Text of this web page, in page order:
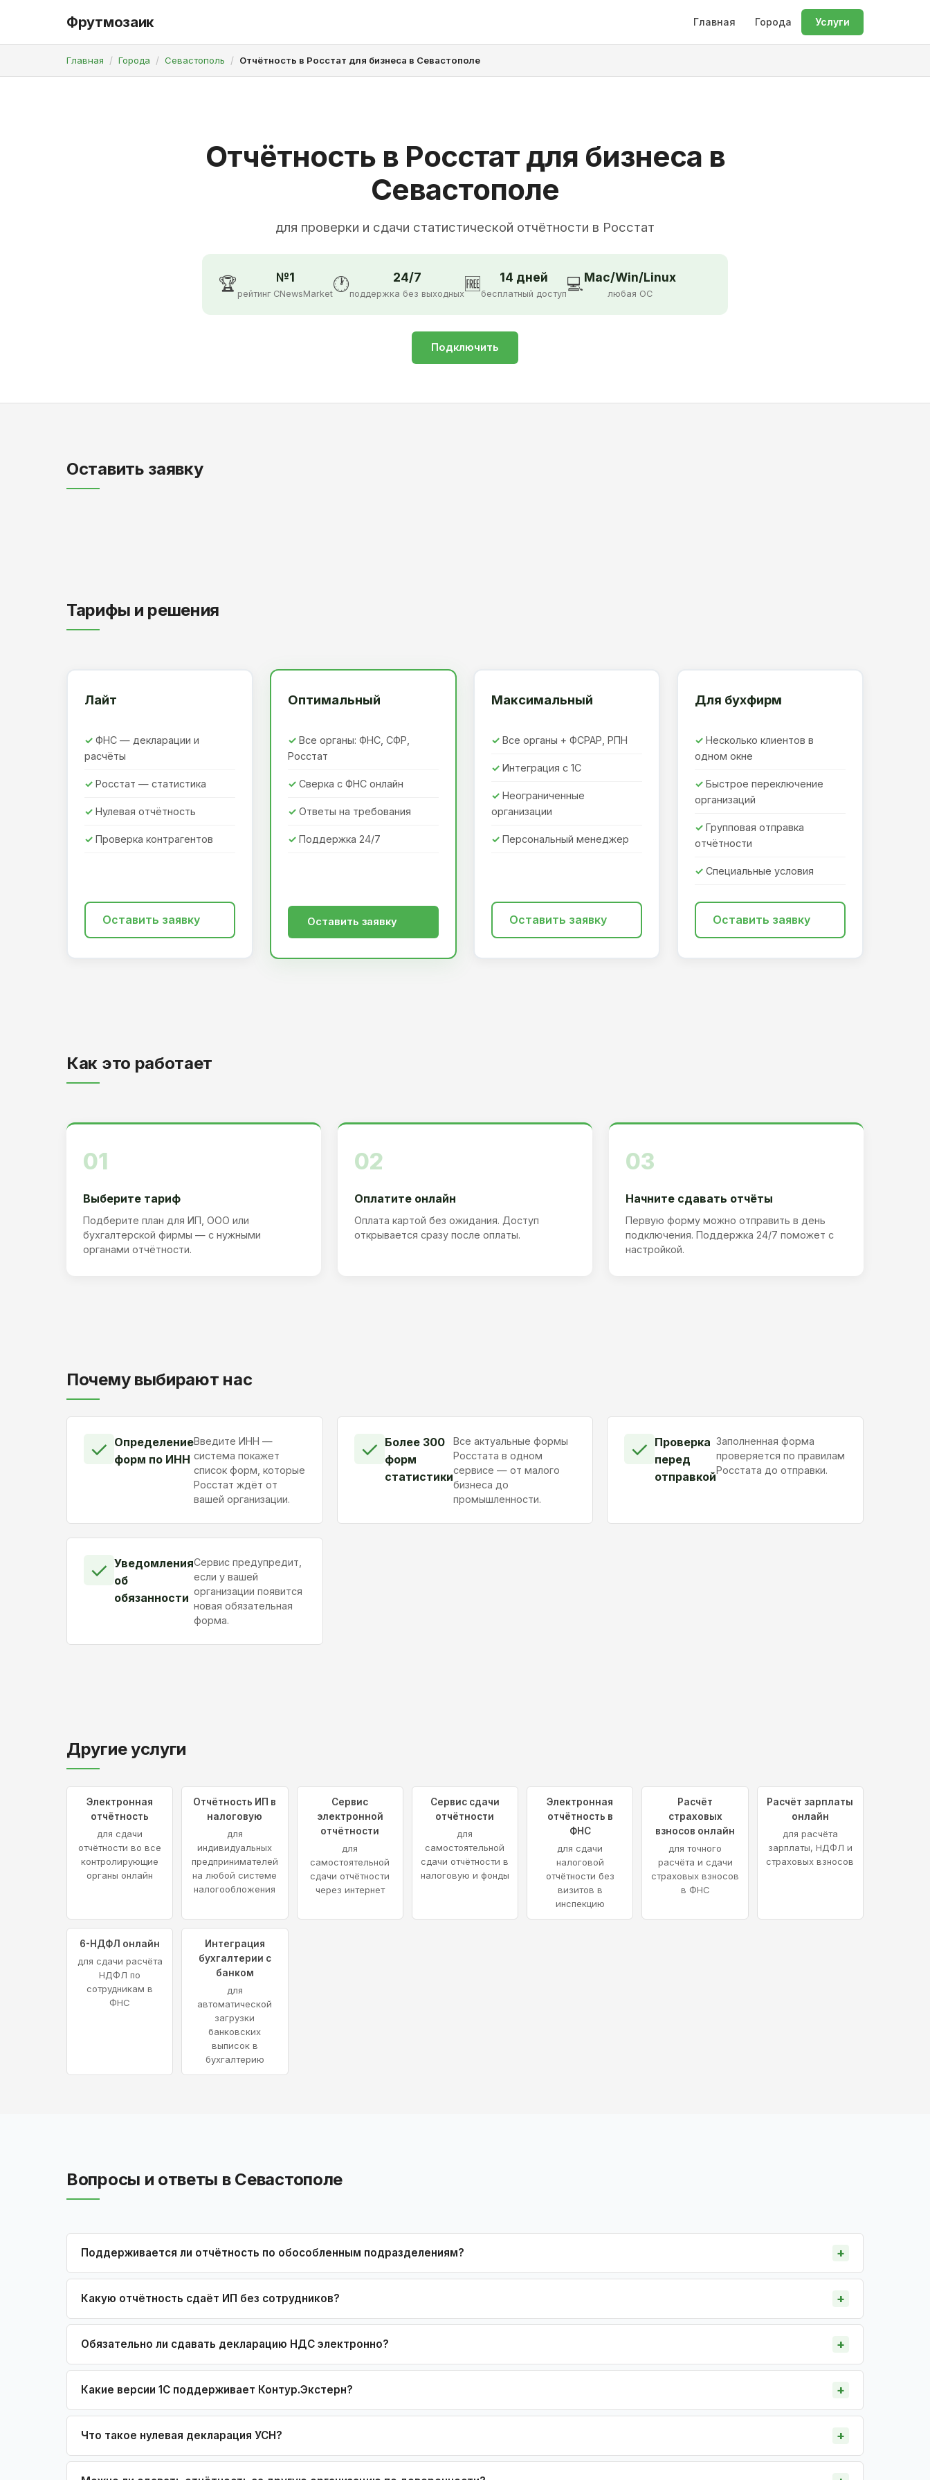
Фрутмозаик Главная Города Услуги
Главная Города Севастополь Отчётность в Росстат для бизнеса в Севастополе
Отчётность в Росстат для бизнеса в
Севастополе
для проверки и сдачи статистической отчётности в Росстат
🏆 №1
рейтинг CNewsMarket🕐 24/7
поддержка без выходных 🆓 14 дней
бесплатный доступ💻Mac/Win/Linux
любая ОС
Подключить
Оставить заявку
Тарифы и решения
Лайт
ФНС — декларации и
расчёты
Росстат — статистика
Нулевая отчётность
Проверка контрагентов
Оставить заявку
Оптимальный
Все органы: ФНС, СФР,
Росстат
Сверка с ФНС онлайн
Ответы на требования
Поддержка 24/7
Оставить заявку
Максимальный
Все органы + ФСРАР, РПН
Интеграция с 1С
Неограниченные
организации
Персональный менеджер
Оставить заявку
Для бухфирм
Несколько клиентов в
одном окне
Быстрое переключение
организаций
Групповая отправка
отчётности
Специальные условия
Оставить заявку
Как это работает
01
Выберите тариф
Подберите план для ИП, ООО или
бухгалтерской фирмы — с нужными
органами отчётности.
02
Оплатите онлайн
Оплата картой без ожидания. Доступ
открывается сразу после оплаты.
03
Начните сдавать отчёты
Первую форму можно отправить в день
подключения. Поддержка 24/7 поможет с
настройкой.
Почему выбирают нас
✓ Определение
форм по ИНН
Введите ИНН —
система покажет
список форм, которые
Росстат ждёт от
вашей организации.
✓ Более 300
форм
статистики
Все актуальные формы
Росстата в одном
сервисе — от малого
бизнеса до
промышленности.
✓ Проверка
перед
отправкой
Заполненная форма
проверяется по правилам
Росстата до отправки.
✓ Уведомления
об
обязанности
Сервис предупредит,
если у вашей
организации появится
новая обязательная
форма.
Другие услуги
Электронная
отчётность
для сдачи
отчётности во все
контролирующие
органы онлайн
Отчётность ИП в
налоговую
для
индивидуальных
предпринимателей
на любой системе
налогообложения
Сервис
электронной
отчётности
для
самостоятельной
сдачи отчётности
через интернет
Сервис сдачи
отчётности
для
самостоятельной
сдачи отчётности в
налоговую и фонды
Электронная
отчётность в
ФНС
для сдачи
налоговой
отчётности без
визитов в
инспекцию
Расчёт
страховых
взносов онлайн
для точного
расчёта и сдачи
страховых взносов
в ФНС
Расчёт зарплаты
онлайн
для расчёта
зарплаты, НДФЛ и
страховых взносов
6-НДФЛ онлайн
для сдачи расчёта
НДФЛ по
сотрудникам в
ФНС
Интеграция
бухгалтерии с
банком
для
автоматической
загрузки
банковских
выписок в
бухгалтерию
Вопросы и ответы в Севастополе
Поддерживается ли отчётность по обособленным подразделениям?
Какую отчётность сдаёт ИП без сотрудников?
Обязательно ли сдавать декларацию НДС электронно?
Какие версии 1С поддерживает Контур.Экстерн?
Что такое нулевая декларация УСН?